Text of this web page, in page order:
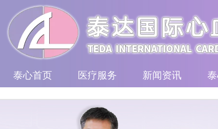
泰心首页 医疗服务 新闻资讯